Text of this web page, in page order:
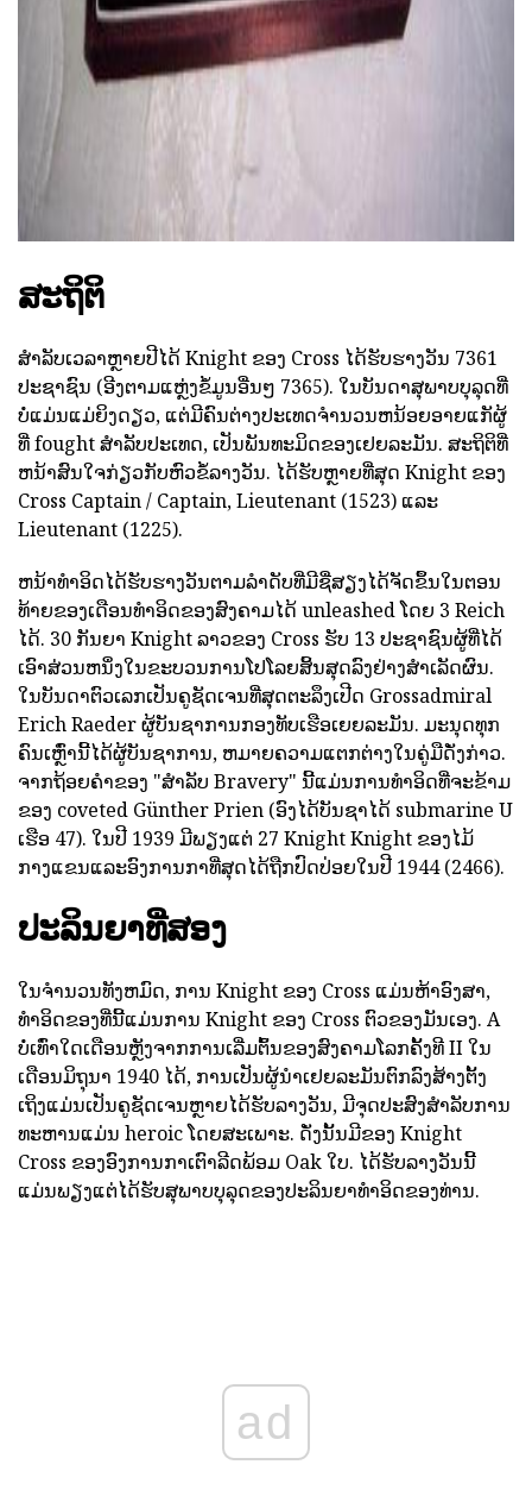
ສະຖິຕິ
ສໍາລັບເວລາຫຼາຍປີໄດ້ Knight ຂອງ Cross ໄດ້ຮັບຮາງວັນ 7361
ປະຊາຊົນ (ອີງຕາມແຫຼ່ງຂໍ້ມູນອື່ນໆ 7365). ໃນບັນດາສຸພາບບຸລຸດທີ່
ບໍ່ແມ່ນແມ່ຍິງດຽວ, ແຕ່ມີຄົນຕ່າງປະເທດຈໍານວນຫນ້ອຍອາຍແກັຜູ້
ທີ່ fought ສໍາລັບປະເທດ, ເປັນພັນທະມິດຂອງເຢຍລະມັນ. ສະຖິຕິທີ່
ຫນ້າສົນໃຈກ່ຽວກັບຫົວຂໍ້ລາງວັນ. ໄດ້ຮັບຫຼາຍທີ່ສຸດ Knight ຂອງ
Cross Captain / Captain, Lieutenant (1523) ແລະ
Lieutenant (1225).
ຫນ້າທໍາອິດໄດ້ຮັບຮາງວັນຕາມລໍາດັບທີ່ມີຊື່ສຽງໄດ້ຈັດຂຶ້ນໃນຕອນ
ທ້າຍຂອງເດືອນທໍາອິດຂອງສົງຄາມໄດ້ unleashed ໂດຍ 3 Reich
ໄດ້. 30 ກັນຍາ Knight ລາວຂອງ Cross ຮັບ 13 ປະຊາຊົນຜູ້ທີ່ໄດ້
ເອົາສ່ວນຫນຶ່ງໃນຂະບວນການໂປໂລຍສິ້ນສຸດລົງຢ່າງສໍາເລັດຜົນ.
ໃນບັນດາຕົວເລກເປັນຄູຊັດເຈນທີ່ສຸດຕະລຶງເປີດ Grossadmiral
Erich Raeder ຜູ້ບັນຊາການກອງທັບເຮືອເຍຍລະມັນ. ມະນຸດທຸກ
ຄົນເຫຼົ່ານີ້ໄດ້ຜູ້ບັນຊາການ, ຫມາຍຄວາມແຕກຕ່າງໃນຄູ່ມືດັ່ງກ່າວ.
ຈາກຖ້ອຍຄໍາຂອງ "ສໍາລັບ Bravery" ນີ້ແມ່ນການທໍາອິດທີ່ຈະຂ້າມ
ຂອງ coveted Günther Prien (ອົງໄດ້ບັນຊາໄດ້ submarine U
ເຮືອ 47). ໃນປີ 1939 ມີພຽງແຕ່ 27 Knight Knight ຂອງໄມ້
ກາງແຂນແລະອົງການກາທີ່ສຸດໄດ້ຖືກປົດປ່ອຍໃນປີ 1944 (2466).
ປະລິນຍາທີ່ສອງ
ໃນຈໍານວນທັງຫມົດ, ການ Knight ຂອງ Cross ແມ່ນຫ້າອົງສາ,
ທໍາອິດຂອງທີ່ນີ້ແມ່ນການ Knight ຂອງ Cross ຕົວຂອງມັນເອງ. A
ບໍ່ເທົ່າໃດເດືອນຫຼັງຈາກການເລີ່ມຕົ້ນຂອງສົງຄາມໂລກຄັ້ງທີ II ໃນ
ເດືອນມິຖຸນາ 1940 ໄດ້, ການເປັນຜູ້ນໍາເຢຍລະມັນຕົກລົງສ້າງຕັ້ງ
ເຖິງແມ່ນເປັນຄູຊັດເຈນຫຼາຍໄດ້ຮັບລາງວັນ, ມີຈຸດປະສົງສໍາລັບການ
ທະຫານແມ່ນ heroic ໂດຍສະເພາະ. ດັ່ງນັ້ນມີຂອງ Knight
Cross ຂອງອົງການກາເຕົາລີດພ້ອມ Oak ໃບ. ໄດ້ຮັບລາງວັນນີ້
ແມ່ນພຽງແຕ່ໄດ້ຮັບສຸພາບບຸລຸດຂອງປະລິນຍາທໍາອິດຂອງທ່ານ.
ad